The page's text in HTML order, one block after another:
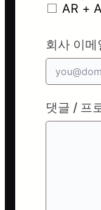
AR +
회사 이메
댓글 / 프